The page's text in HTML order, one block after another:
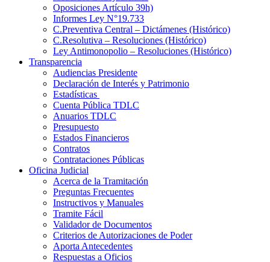
Oposiciones Artículo 39h)
Informes Ley N°19.733
C.Preventiva Central – Dictámenes (Histórico)
C.Resolutiva – Resoluciones (Histórico)
Ley Antimonopolio – Resoluciones (Histórico)
Transparencia
Audiencias Presidente
Declaración de Interés y Patrimonio
Estadísticas
Cuenta Pública TDLC
Anuarios TDLC
Presupuesto
Estados Financieros
Contratos
Contrataciones Públicas
Oficina Judicial
Acerca de la Tramitación
Preguntas Frecuentes
Instructivos y Manuales
Tramite Fácil
Validador de Documentos
Criterios de Autorizaciones de Poder
Aporta Antecedentes
Respuestas a Oficios